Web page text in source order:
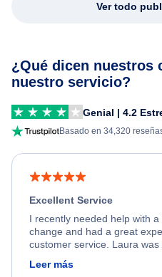
Ver todo
¿Qué dicen nuestros
nuestro servicio?
Genial | 4.2
Basado en 34,320
Excellent Service
I recently needed help with
change and had a great
customer service. Laura was
friendly, and very helpful
process. She quickly found a
Leer más